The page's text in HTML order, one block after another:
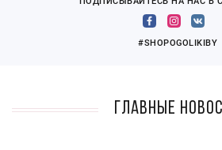
#SHOPOGOLIKIBY
Главные